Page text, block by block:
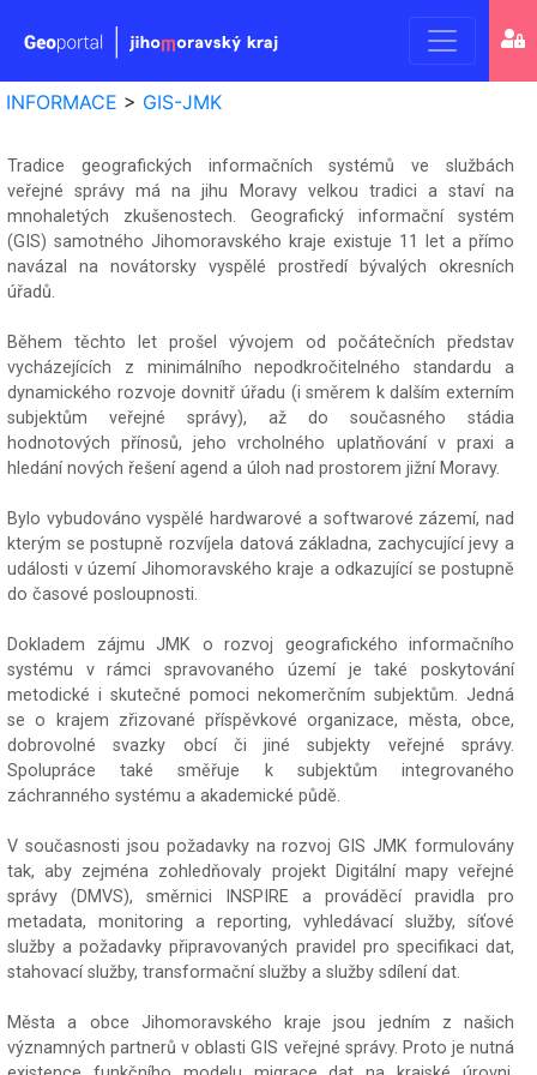
kraje
INFORMACE > GIS-JMK
Tradice geografických informačních systémů ve službách
veřejné správy má na jihu Moravy velkou tradici a staví na
mnohaletých zkušenostech. Geografický informační systém
(GIS) samotného Jihomoravského kraje existuje 11 let a přímo
navázal na novátorsky vyspělé prostředí bývalých okresních
úřadů.
Během těchto let prošel vývojem od počátečních představ
vycházejících z minimálního nepodkročitelného standardu a
dynamického rozvoje dovnitř úřadu (i směrem k dalším externím
subjektům veřejné správy), až do současného stádia
hodnotových přínosů, jeho vrcholného uplatňování v praxi a
hledání nových řešení agend a úloh nad prostorem jižní Moravy.
Bylo vybudováno vyspělé hardwarové a softwarové zázemí, nad
kterým se postupně rozvíjela datová základna, zachycující jevy a
události v území Jihomoravského kraje a odkazující se postupně
do časové posloupnosti.
Dokladem zájmu JMK o rozvoj geografického informačního
systému v rámci spravovaného území je také poskytování
metodické i skutečné pomoci nekomerčním subjektům. Jedná
se o krajem zřizované příspěvkové organizace, města, obce,
dobrovolné svazky obcí či jiné subjekty veřejné správy.
Spolupráce také směřuje k subjektům integrovaného
záchranného systému a akademické půdě.
V současnosti jsou požadavky na rozvoj GIS JMK formulovány
tak, aby zejména zohledňovaly projekt Digitální mapy veřejné
správy (DMVS), směrnici INSPIRE a prováděcí pravidla pro
metadata, monitoring a reporting, vyhledávací služby, síťové
služby a požadavky připravovaných pravidel pro specifikaci dat,
stahovací služby, transformační služby a služby sdílení dat.
Města a obce Jihomoravského kraje jsou jedním z našich
významných partnerů v oblasti GIS veřejné správy. Proto je nutná